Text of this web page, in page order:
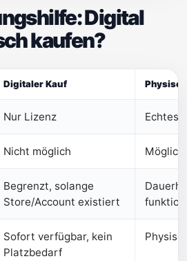
Digital
kaufen?
Digitaler Kauf
Nur Lizenz Echtes
Nicht möglich Möglich
Begrenzt, solange
Store/Account existiert
Sofort verfügbar, kein
Platzbedarf